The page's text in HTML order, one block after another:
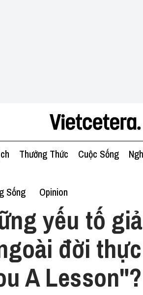
Thưởng Thức Cuộc Sống
Sống Opinion
yếu tố
đời
A Lesson"?